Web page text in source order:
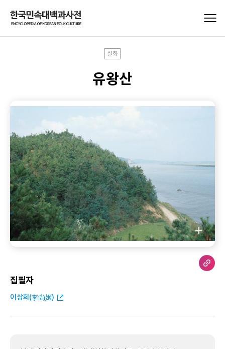
설화
유왕산
집필자
이상희(李尙姬)